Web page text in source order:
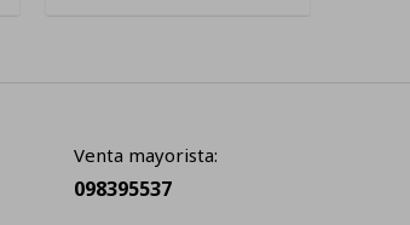
Venta mayorista:
098395537